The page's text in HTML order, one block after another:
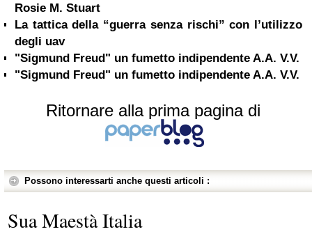
Rosie M. Stuart
La tattica della “guerra senza rischi” con l’utilizzo
degli uav
"Sigmund Freud" un fumetto indipendente A.A. V.V.
"Sigmund Freud" un fumetto indipendente A.A. V.V.
Ritornare alla prima pagina di
Possono interessarti anche questi articoli :
Sua Maestà Italia